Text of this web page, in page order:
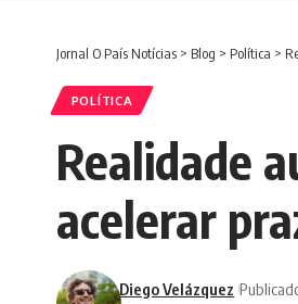
Jornal O País Notícias > Blog > Política >
POLÍTICA
Realidade
acelerar
Diego Velázquez